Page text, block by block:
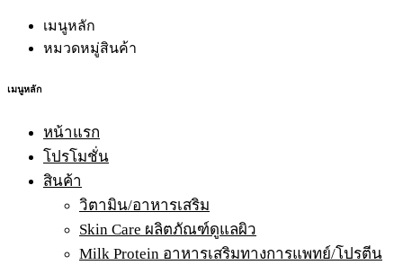
เมนูหลัก
หมวดหมู่สินค้า
เมนูหลัก
หน้าแรก
โปรโมชั่น
สินค้า
วิตามิน/อาหารเสริม
Skin Care ผลิตภัณฑ์ดูแลผิว
Milk Protein อาหารเสริมทางการแพทย์/โปรตีน